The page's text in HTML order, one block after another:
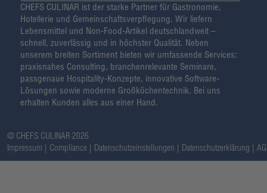
CHEFS CULINAR ist der starke Partner für Gastronomie,
Hotellerie und Gemeinschaftsverpflegung. Wir liefern
Lebensmittel und Non-Food-Artikel deutschlandweit –
schnell, zuverlässig und in höchster Qualität. Neben
unserem breiten Sortiment bieten wir umfassende Services:
praxisnahes Consulting, branchenrelevante Seminare,
passgenaue Hospitality-Konzepte, innovative Software-
Lösungen sowie moderne Großküchentechnik. Bei uns
erhalten Kunden alles aus einer Hand.
@ CHEFS CULINAR 2026
Impressum
Compliance Datenschutzeinstellungen Datenschutzerklärung